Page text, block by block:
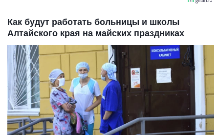
Как будут работать больницы и школы
Алтайского края на майских праздниках